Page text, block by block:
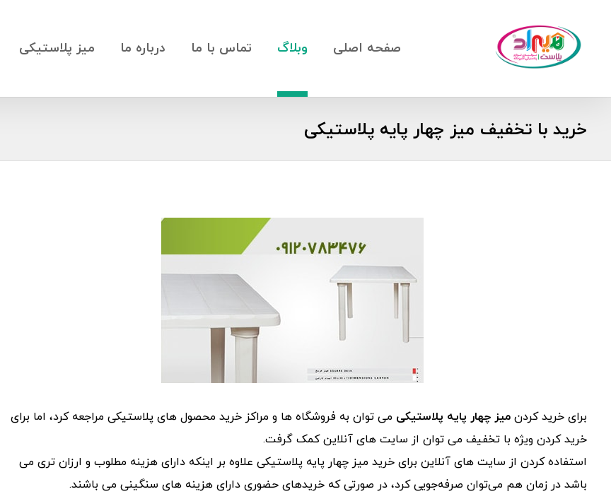
صفحه اصلی وبلاگ تماس با ما درباره ما میز پلاستیکی
خرید با تخفیف میز چهار پایه پلاستیکی
برای خرید کردن میز چهار پایه پلاستیکی می توان به فروشگاه ها و مراکز خرید محصول های پلاستیکی مراجعه کرد، اما برای
خرید کردن ویژه با تخفیف می توان از سایت های آنلاین کمک گرفت.
استفاده کردن از سایت های آنلاین برای خرید میز چهار پایه پلاستیکی علاوه بر اینکه دارای هزینه مطلوب و ارزان تری می
باشد در زمان هم می‌توان صرفه‌جویی کرد، در صورتی که خریدهای حضوری دارای هزینه های سنگینی می باشند.